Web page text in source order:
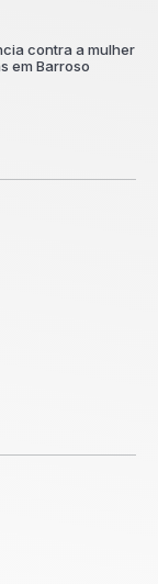
contra a mulher
em Barroso